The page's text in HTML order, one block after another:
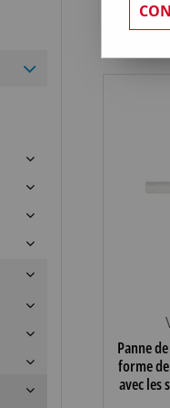
Panne
forme
avec les